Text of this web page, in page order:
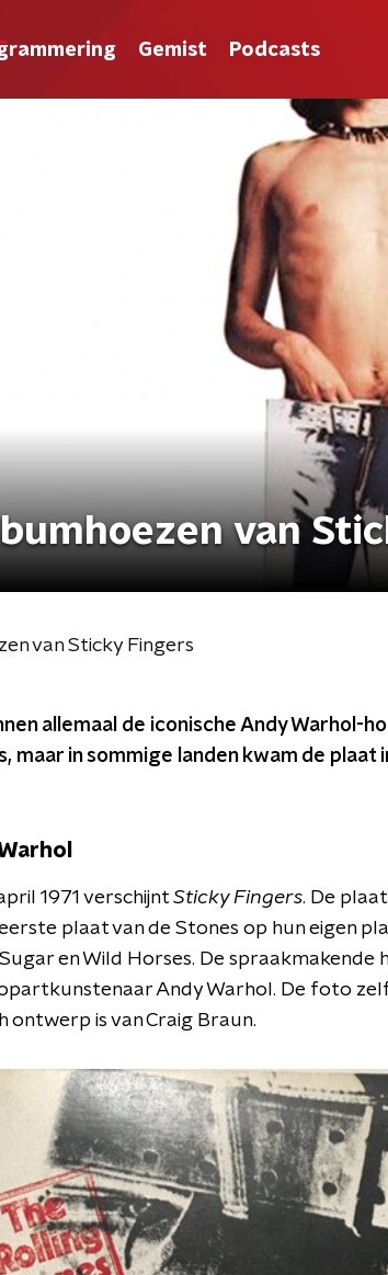
Gemist Podcasts
van
van Sticky Fingers
allemaal de iconische Andy Warhol-
maar in sommige landen kwam de
1971 verschijnt Sticky Fingers. De
plaat van de Stones op hun eigen
en Wild Horses. De
Andy Warhol. De foto
ontwerp is van Craig Braun.